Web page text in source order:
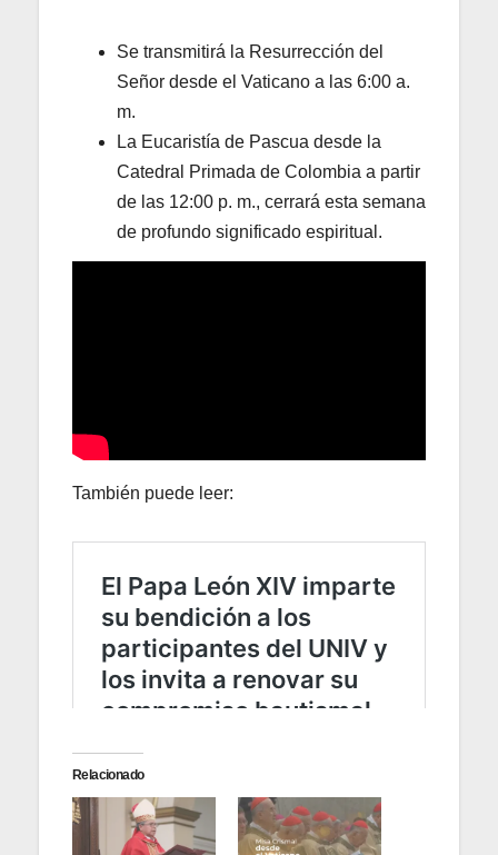
Se transmitirá la Resurrección del
Señor desde el Vaticano a las 6:00 a.
m.
La Eucaristía de Pascua desde la
Catedral Primada de Colombia a partir
de las 12:00 p. m., cerrará esta semana
de profundo significado espiritual.
También puede leer:
Relacionado